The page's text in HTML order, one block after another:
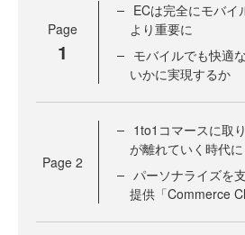
Page
1
ECは完全にモバイ
より重要に
モバイルでも快適
いかに実現するか
Page 2
1to1コマースに取
が離れていく時代に
パーソナライズを
提供「Commerce